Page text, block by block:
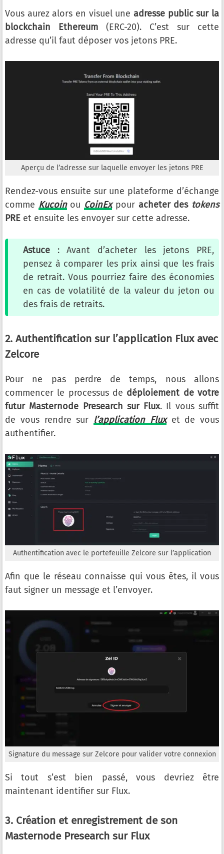
Vous aurez alors en visuel une adresse public sur la
blockchain Ethereum (ERC-20). C’est sur cette
adresse qu’il faut déposer vos jetons PRE.
Aperçu de l’adresse sur laquelle envoyer les jetons PRE
Rendez-vous ensuite sur une plateforme d’échange
comme Kucoinou CoinExpour acheter des tokens
PRE et ensuite les envoyer sur cette adresse.
Astuce : Avant d’acheter les jetons PRE,
pensez à comparer les prix ainsi que les frais
de retrait. Vous pourriez faire des économies
en cas de volatilité de la valeur du jeton ou
des frais de retraits.
2. Authentification sur l’application Flux avec
Zelcore
Pour ne pas perdre de temps, nous allons
commencer le processus de déploiement de votre
futur Masternode Presearch sur Flux. Il vous suffit
de vous rendre sur l’application Fluxet de vous
authentifier.
Authentification avec le portefeuille Zelcore sur l’application
Afin que le réseau connaisse qui vous êtes, il vous
faut signer un message et l’envoyer.
Signature du message sur Zelcore pour valider votre connexion
Si tout s’est bien passé, vous devriez être
maintenant identifier sur Flux.
3. Création et enregistrement de son
Masternode Presearch sur Flux